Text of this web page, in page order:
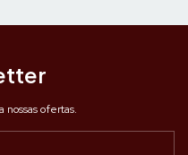
ofertas.